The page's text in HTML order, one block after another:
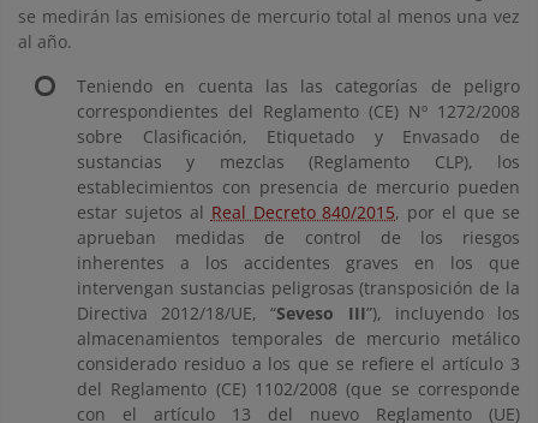
se medirán las emisiones de mercurio total al menos una vez
al año.
Teniendo en cuenta las las categorías de peligro
correspondientes del Reglamento (CE) Nº 1272/2008
sobre Clasificación, Etiquetado y Envasado de
sustancias y mezclas (Reglamento CLP), los
establecimientos con presencia de mercurio pueden
estar sujetos al Real Decreto 840/2015, por el que se
aprueban medidas de control de los riesgos
inherentes a los accidentes graves en los que
intervengan sustancias peligrosas (transposición de la
Directiva 2012/18/UE, “Seveso III”), incluyendo los
almacenamientos temporales de mercurio metálico
considerado residuo a los que se refiere el artículo 3
del Reglamento (CE) 1102/2008 (que se corresponde
con el artículo 13 del nuevo Reglamento (UE)